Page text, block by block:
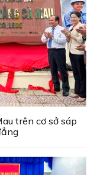
trên cơ sở sáp